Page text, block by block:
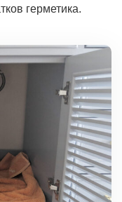
герметика.